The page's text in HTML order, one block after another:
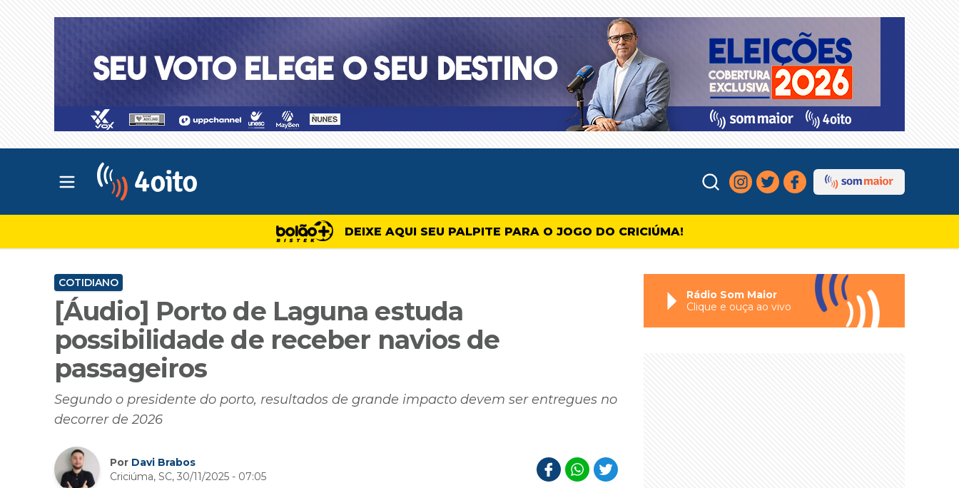
Abrir menu principal
DEIXE AQUI SEU PALPITE PARA O JOGO DO CRICIÚMA!
COTIDIANO
[Áudio] Porto de Laguna estuda
possibilidade de receber navios de
passageiros
Segundo o presidente do porto, resultados de grande impacto devem ser entregues no
decorrer de 2026
Por Davi Brabos
Criciúma, SC, 30/11/2025 - 07:05
Rádio Som Maior
Clique e ouça ao vivo